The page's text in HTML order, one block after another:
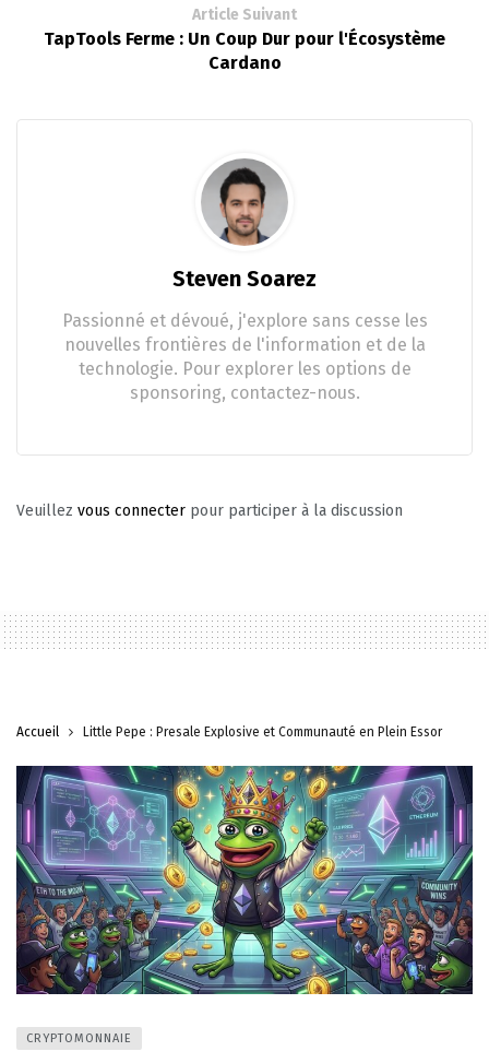
Article Suivant
TapTools Ferme : Un Coup Dur pour l'Écosystème
Cardano
Steven Soarez
Passionné et dévoué, j'explore sans cesse les
nouvelles frontières de l'information et de la
technologie. Pour explorer les options de
sponsoring, contactez-nous.
Veuillez vous connecter pour participer à la discussion
Accueil Little Pepe : Presale Explosive et Communauté en Plein Essor
CRYPTOMONNAIE